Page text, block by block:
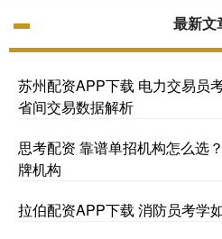
最新文
苏州配资APP下载 电力交易员
省间交易数据解析
思考配资 靠谱单招机构怎么选
牌机构
拉伯配资APP下载 消防员考学